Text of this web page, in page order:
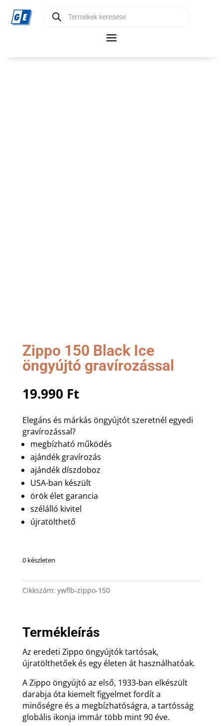
search
Zippo 150 Black Ice
öngyújtó gravírozással
19.990 Ft
Elegáns és márkás öngyújtót szeretnél egyedi
gravírozással?
megbízható működés
ajándék gravírozás
ajándék díszdoboz
USA-ban készült
örök élet garancia
szélálló kivitel
újratölthető
0 készleten
Cikkszám: ywfib-zippo-150
Termékleírás
Az eredeti Zippo öngyújtók tartósak,
újratölthetőek és egy életen át használhatóak.
A Zippo öngyújtó az első, 1933-ban elkészült
darabja óta kiemelt figyelmet fordít a
minőségre és a megbízhatóságra, a tartósság
globális ikonja immár több mint 90 éve.